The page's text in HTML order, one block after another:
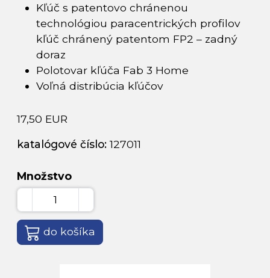
Kľúč s patentovo chránenou
technológiou paracentrických profilov
kľúč chránený patentom FP2 – zadný
doraz
Polotovar kľúča Fab 3 Home
Voľná distribúcia kľúčov
17,50 EUR
katalógové číslo:127011
Množstvo
do košíka